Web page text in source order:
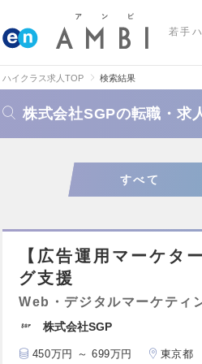
若手
ハイクラス求人TOP 検索結果
株式会社SGPの転職・求
すべて
【広告運用マーケタ
グ支援
Web・デジタルマーケティ
株式会社SGP
450万円 ～ 699万円 東京都